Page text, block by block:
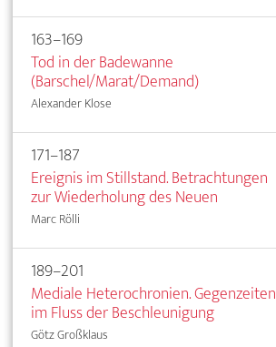
163–169
Tod in der Badewanne
(Barschel/Marat/Demand)
Alexander Klose
171–187
Ereignis im Stillstand. Betrachtungen
zur Wiederholung des Neuen
Marc Rölli
189–201
Mediale Heterochronien. Gegenzeiten
im Fluss der Beschleunigung
Götz Großklaus